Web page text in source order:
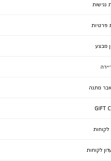
נגישות
פרטיות
מבצע
מתנה
GIFT
לקוחות
לקוחות